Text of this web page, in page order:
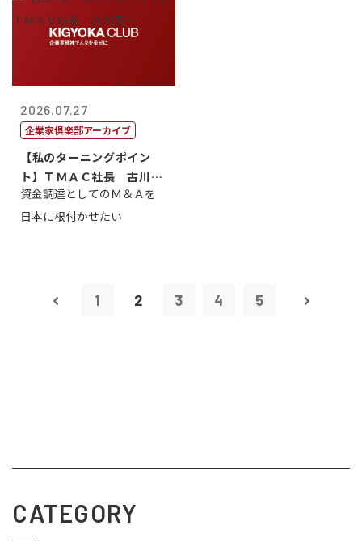
2026.07.27
企業家倶楽部アーカイブ
【私のターニングポイン
ト】ＴＭＡＣ社長 古川英
一
資金調達としてのＭ＆Ａを
日本に根付かせたい
1 2 3 4 5
CATEGORY